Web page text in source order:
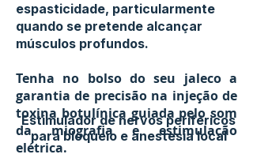
espasticidade, particularmente
quando se pretende alcançar
músculos profundos.
Tenha no bolso do seu jaleco a
garantia de precisão na injeção de
toxina botulínica guiada pelo som
da miografia e estimulação
elétrica.
Estimulador de nervos periféricos
para bloqueio e anestesia local